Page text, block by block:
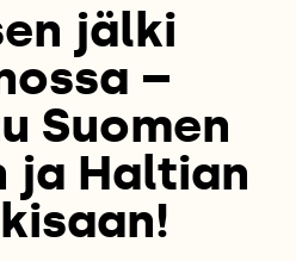
jälki
–
Suomen
ja Haltian